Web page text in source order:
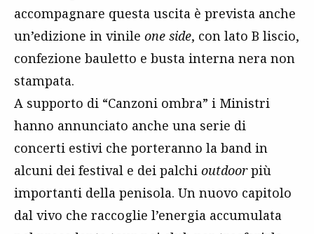
accompagnare questa uscita è prevista anche
un’edizione in vinile one side, con lato B liscio,
confezione bauletto e busta interna nera non
stampata.
A supporto di “Canzoni ombra” i Ministri
hanno annunciato anche una serie di
concerti estivi che porteranno la band in
alcuni dei festival e dei palchi outdoorpiù
importanti della penisola. Un nuovo capitolo
dal vivo che raccoglie l’energia accumulata